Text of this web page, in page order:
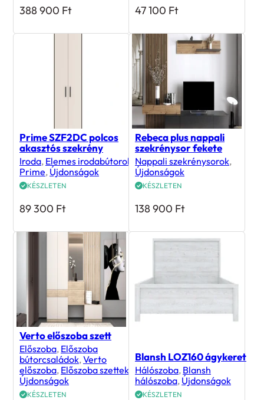
388 900 Ft 47 100 Ft
Prime SZF2DC polcos
akasztós szekrény
Iroda, Elemes irodabútorok
Prime, Újdonságok
KÉSZLETEN
89 300 Ft
Rebeca plus nappali
szekrénysor fekete
Nappali szekrénysorok,
Újdonságok
KÉSZLETEN
138 900 Ft
Verto előszoba szett
Előszoba, Előszoba
bútorcsaládok, Verto
előszoba, Előszoba szettek
Újdonságok
KÉSZLETEN
Blansh LOZ160 ágykeret
Hálószoba, Blansh
hálószoba, Újdonságok
KÉSZLETEN